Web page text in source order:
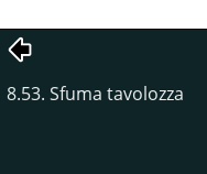
8.53. Sfuma tavolozza